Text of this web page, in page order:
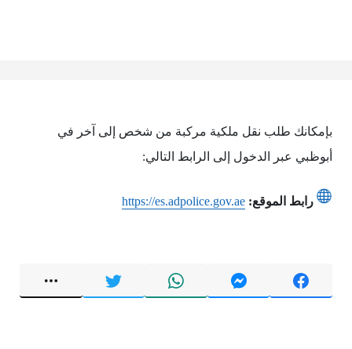
بإمكانك طلب نقل ملكية مركبة من شخص إلى آخر في
أبوظبي عبر الدخول إلى الرابط التالي:
رابط الموقع: https://es.adpolice.gov.ae